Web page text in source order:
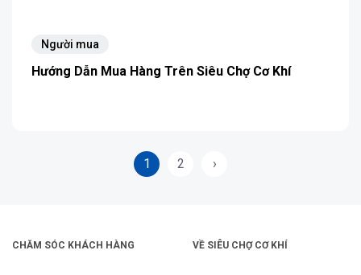
Người mua
Hướng Dẫn Mua Hàng Trên Siêu Chợ Cơ Khí
1 2 ›
CHĂM SÓC KHÁCH HÀNG VỀ SIÊU CHỢ CƠ KHÍ